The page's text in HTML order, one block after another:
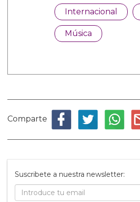
Internacional
Música
Comparte
Suscribete a nuestra newsletter: